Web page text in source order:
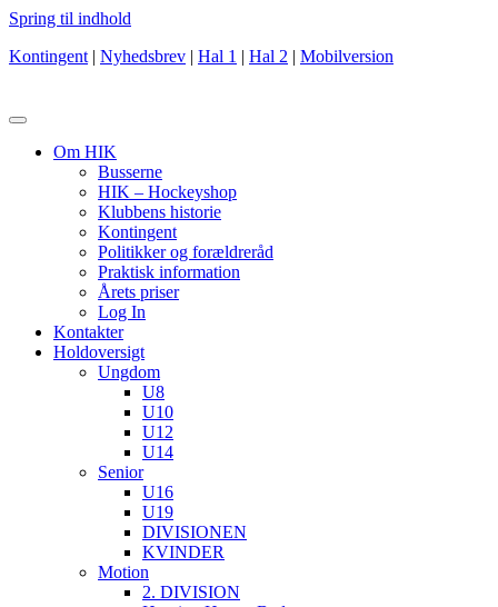
Spring til indhold
Kontingent | Nyhedsbrev | Hal 1 | Hal 2 | Mobilversion
Om HIK
Busserne
HIK – Hockeyshop
Klubbens historie
Kontingent
Politikker og forældreråd
Praktisk information
Årets priser
Log In
Kontakter
Holdoversigt
Ungdom
U8
U10
U12
U14
Senior
U16
U19
DIVISIONEN
KVINDER
Motion
2. DIVISION